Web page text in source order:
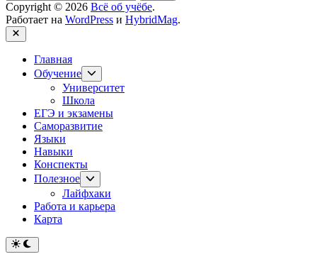
Copyright © 2026 Всё об учёбе.
Работает на WordPress и HybridMag.
Закрыть
Главная
Обучение
подменю
Университет
Школа
ЕГЭ и экзамены
Саморазвитие
Языки
Навыки
Конспекты
Полезное
Показывать
подменю
Лайфхаки
Работа и карьера
Карта
Переключить
на